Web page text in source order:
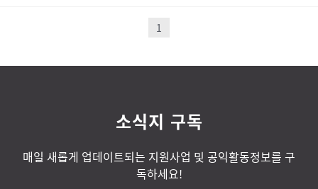
1
소식지 구독
매일 새롭게 업데이트되는 지원사업 및 공익활동정보를 구
독하세요!